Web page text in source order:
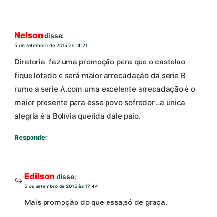
Nelsondisse:
5 de setembro de 2015 às 14:21
Diretoria, faz uma promoção para que o castelao
fique lotado e será maior arrecadação da serie B
rumo a serie A.com uma excelente arrecadação é o
maior presente para esse povo sofredor…a unica
alegria é a Bolívia querida dale paio.
Responder
Edilsondisse:
5 de setembro de 2015 às 17:44
Mais promoção do que essa,só de graça.